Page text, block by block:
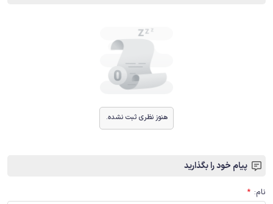
هنوز نظری ثبت نشده.
پیام خود را بگذارید
نام:
*